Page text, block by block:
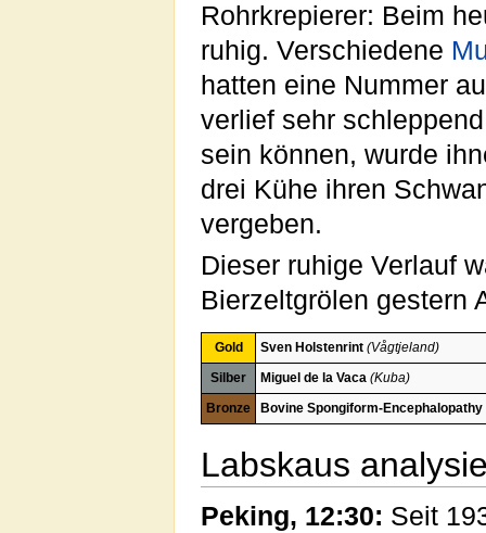
Rohrkrepierer: Beim
ruhig. Verschiedene
hatten eine Nummer
verlief sehr
sein können, wurde
drei Kühe ihren
vergeben.
Dieser ruhige Verlauf
Bierzeltgrölen gestern
Gold Sven Holstenrint (Vågtjeland)
Silber
Miguel de la Vaca (Kuba)
Bronze
Bovine Spongiform-Encephalopathy
Labskaus
Peking, 12:30: Seit